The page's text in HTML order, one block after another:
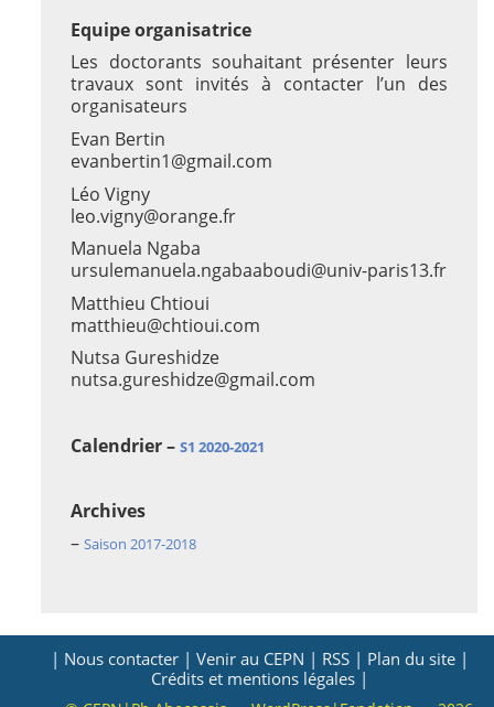
Equipe organisatrice
Les doctorants souhaitant présenter leurs
travaux sont invités à contacter l’un des
organisateurs
Evan Bertin
evanbertin1@gmail.com
Léo Vigny
leo.vigny@orange.fr
Manuela Ngaba
ursulemanuela.ngabaaboudi@univ-paris13.fr
Matthieu Chtioui
matthieu@chtioui.com
Nutsa Gureshidze
nutsa.gureshidze@gmail.com
Calendrier –S1 2020-2021
Archives
–Saison 2017-2018
| Nous contacter | Venir au CEPN | RSS | Plan du site |
Crédits et mentions légales |